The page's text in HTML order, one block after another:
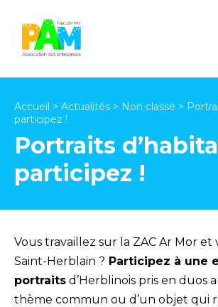
Accueil > Actualités > Non classé >
participez !
Portraits
participez !
Vous travaillez sur la ZAC Ar Mor et
Saint-Herblain ? Participez à une
portraits d’Herblinois pris en duos
thème commun ou d’un objet qui